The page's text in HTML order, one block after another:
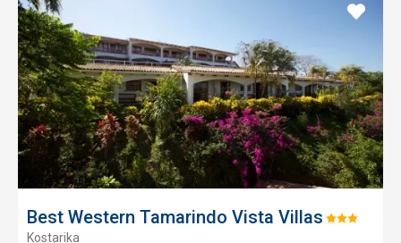
Best Western Tamarindo Vista Villas Hodnotenie:
Kostarika
Pridať